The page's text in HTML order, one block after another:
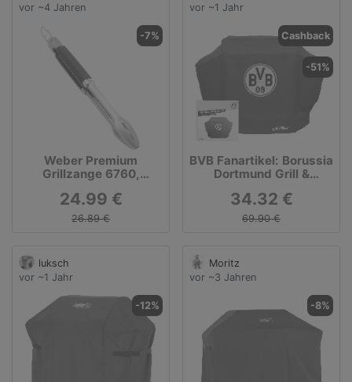
vor ~4 Jahren
-7%
Weber Premium
Grillzange 6760,
24.99 €
26.89 €
vor ~1 Jahr
Cashback
-51%
BVB Fanartikel: Borussia
Dortmund Grill &
34.32 €
69.90 €
luksch
vor ~1 Jahr
-12%
Moritz
vor ~3 Jahren
-8%